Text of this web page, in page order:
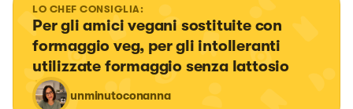
LO CHEF CONSIGLIA:
Per gli amici vegani sostituite con
formaggio veg, per gli intolleranti
utilizzate formaggio senza lattosio
unminutoconanna